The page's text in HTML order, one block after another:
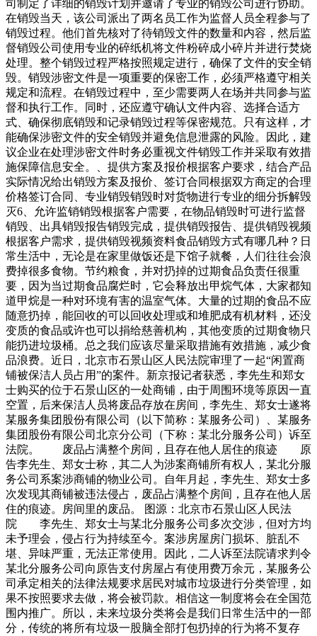
司制定了详细的销毁计划并邀请了专业的销毁公司进行协助。
在销毁当天，该公司派出了两名员工作为监督人员全程参与了
销毁过程。他们首先核对了待销毁文件的数量和内容，然后监
督销毁公司使用专业的碎纸机将文件粉碎成小碎片并进行焚烧
处理。整个销毁过程严格按照规定进行，确保了文件的安全销
毁。销毁涉密文件是一项重要的保密工作，必须严格遵守相关
规定和流程。在销毁过程中，至少需要两人在场并共同参与监
督和执行工作。同时，还应遵守确认文件内容、选择合适方
式、确保彻底销毁和记录销毁过程等保密规范。只有这样，才
能确保涉密文件的安全销毁并避免信息泄露的风险。因此，建
议企业在处理涉密文件时务必重视文件销毁工作并采取有效措
施保障信息安全。、提供方案及报价根据客户要求，结合产品
实际情况给出销毁方案及报价、签订合同根据双方商定的合理
价格签订合同、专业销毁销毁时对货物进行专业的细分拆解毁
灭6、允许监销销毁根据客户需要，在物品销毁时可进行监督
销毁、出具销毁报告销毁完成，提供销毁报告、提供销毁视频
根据客户需求，提供销毁视频资料食品销毁方式有哪几种？日
常生活中，无论是在家里做饭还是下馆子就餐，人们往往会浪
费掉很多食物。节约粮食，并对扔掉的过期食品负责任很重
要，因为当过期食品腐烂时，它会释放出甲烷气体，大家都知
道甲烷是一种对环境有害的温室气体。大量的过期的食品不应
随意扔掉，能回收的可以回收处理或和堆肥成有机材料，还没
变质的食品或许也可以捐给慈善机构，其他变质的过期食物只
能扔进垃圾桶。总之我们应该尽量采取措施有效措施，减少食
品浪费。近日，北京市石景山区人民法院审理了一起“闲置商
铺被保洁人员占用”的案件。新京报记者获悉，李先生和郑女
士购买的位于石景山区的一处商铺，由于周围环境等原因一直
空置，后来保洁人员将废品存放在房间，李先生、郑女士遂将
某服务集团股份有限公司（以下简称：某服务公司）、某服务
集团股份有限公司北京分公司（下称：某北分服务公司）诉至
法院。 废品占满整个房间，且存在他人居住的痕迹 原
告李先生、郑女士称，其二人为涉案商铺所有权人，某北分服
务公司系案涉商铺的物业公司。自年月起，李先生、郑女士多
次发现其商铺被违法侵占，废品占满整个房间，且存在他人居
住的痕迹。房间里的废品。 图源：北京市石景山区人民法
院 李先生、郑女士与某北分服务公司多次交涉，但对方均
未予理会，侵占行为持续至今。案涉房屋房门损坏、脏乱不
堪、异味严重，无法正常使用。因此，二人诉至法院请求判令
某北分服务公司向原告支付房屋占有使用费万余元，某服务公
司承定相关的法律法规要求居民对城市垃圾进行分类管理，如
果不按照要求去做，将会被罚款。相信这一制度将会在全国范
围内推广。所以，未来垃圾分类将会是我们日常生活中的一部
分，传统的将所有垃圾一股脑全部打包扔掉的行为将不复存